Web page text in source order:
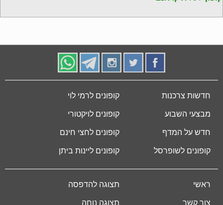
חדשות צרכנות
מבצעי השבוע
חדש על המדף
קופונים לשופרסל
קופונים לרמי לוי
קופונים לויקטורי
קופונים לחצי חינם
קופונים ליינות ביתן
ראשי
צור קשר
תצוגה להדפסה
תצוגה נוחה